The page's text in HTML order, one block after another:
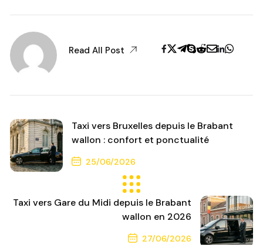
Read All Post
Taxi vers Bruxelles depuis le Brabant
wallon : confort et ponctualité
25/06/2026
Previous Post
Taxi vers Gare du Midi depuis le Brabant
wallon en 2026
27/06/2026